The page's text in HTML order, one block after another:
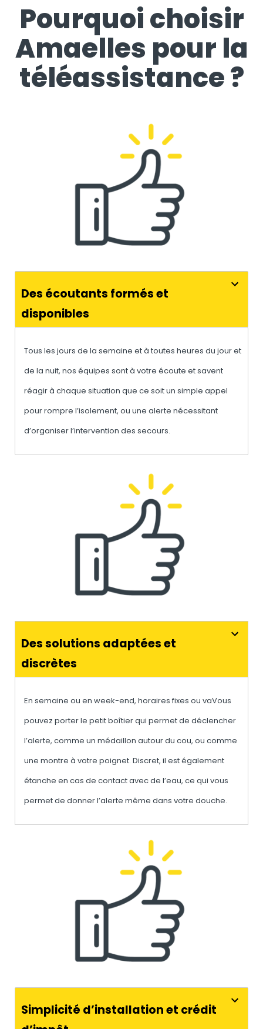
Pourquoi choisir
Amaelles pour la
téléassistance ?
Des écoutants formés et
disponibles
Tous les jours de la semaine et à toutes heures du jour et
de la nuit, nos équipes sont à votre écoute et savent
réagir à chaque situation que ce soit un simple appel
pour rompre l’isolement, ou une alerte nécessitant
d’organiser l’intervention des secours.
Des solutions adaptées et
discrètes
En semaine ou en week-end, horaires fixes ou vaVous
pouvez porter le petit boîtier qui permet de déclencher
l’alerte, comme un médaillon autour du cou, ou comme
une montre à votre poignet. Discret, il est également
étanche en cas de contact avec de l’eau, ce qui vous
permet de donner l’alerte même dans votre douche.
Simplicité d’installation et crédit